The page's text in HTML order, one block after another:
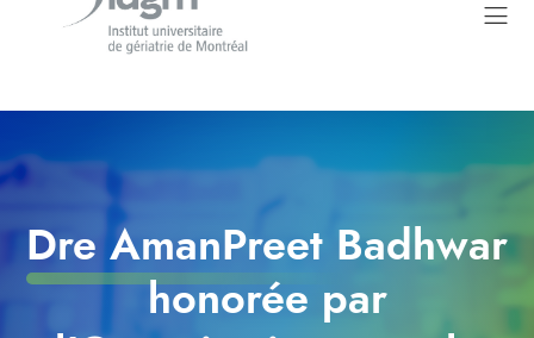
Dre AmanPreet Badhwar
honorée par